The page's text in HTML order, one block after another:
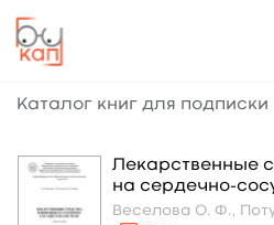
Каталог книг для подписки
Лекарственные
на сердечно-
Веселова О. Ф.,